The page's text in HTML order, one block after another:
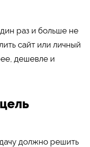
раз и больше не
сайт или личный
дешевле и
должно решить